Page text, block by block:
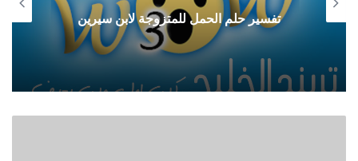
تفسير حلم الحمل للمتزوجة لابن سيرين